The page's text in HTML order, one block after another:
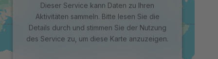
Dieser Service kann Daten zu Ihren
Aktivitäten sammeln. Bitte lesen Sie die
Details durch und stimmen Sie der Nutzung
des Service zu, um diese Karte anzuzeigen.